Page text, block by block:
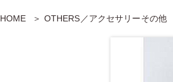
HOME OTHERS／アクセサリーその他